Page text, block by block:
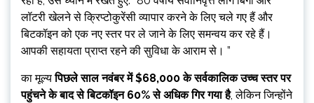
लॉटरी खेलने से क्रिप्टोकुरेंसी व्यापार करने के लिए चले गए हैं और
बिटकॉइन को एक नए स्तर पर ले जाने के लिए समन्वय कर रहे हैं।
आपकी सहायता प्राप्त रहने की सुविधा के आराम से। ”
का मूल्यपिछले साल नवंबर में $68,000 के सर्वकालिक उच्च स्तर पर
पहुंचने के बाद से बिटकॉइन 60% से अधिक गिर गया है, लेकिन जिन्होंने